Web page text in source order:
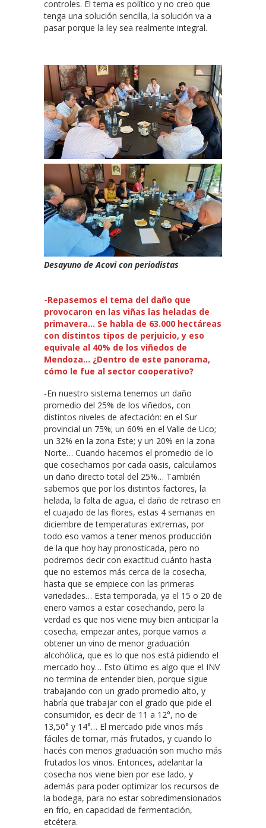
controles. El tema es político y no creo que
tenga una solución sencilla, la solución va a
pasar porque la ley sea realmente integral.
Desayuno de Acovi con periodistas
-Repasemos el tema del daño que
provocaron en las viñas las heladas de
primavera… Se habla de 63.000 hectáreas
con distintos tipos de perjuicio, y eso
equivale al 40% de los viñedos de
Mendoza… ¿Dentro de este panorama,
cómo le fue al sector cooperativo?
-En nuestro sistema tenemos un daño
promedio del 25% de los viñedos, con
distintos niveles de afectación: en el Sur
provincial un 75%; un 60% en el Valle de Uco;
un 32% en la zona Este; y un 20% en la zona
Norte… Cuando hacemos el promedio de lo
que cosechamos por cada oasis, calculamos
un daño directo total del 25%… También
sabemos que por los distintos factores, la
helada, la falta de agua, el daño de retraso en
el cuajado de las flores, estas 4 semanas en
diciembre de temperaturas extremas, por
todo eso vamos a tener menos producción
de la que hoy hay pronosticada, pero no
podremos decir con exactitud cuánto hasta
que no estemos más cerca de la cosecha,
hasta que se empiece con las primeras
variedades… Esta temporada, ya el 15 o 20 de
enero vamos a estar cosechando, pero la
verdad es que nos viene muy bien anticipar la
cosecha, empezar antes, porque vamos a
obtener un vino de menor graduación
alcohólica, que es lo que nos está pidiendo el
mercado hoy… Esto último es algo que el INV
no termina de entender bien, porque sigue
trabajando con un grado promedio alto, y
habría que trabajar con el grado que pide el
consumidor, es decir de 11 a 12°, no de
13,50° y 14°… El mercado pide vinos más
fáciles de tomar, más frutados, y cuando lo
hacés con menos graduación son mucho más
frutados los vinos. Entonces, adelantar la
cosecha nos viene bien por ese lado, y
además para poder optimizar los recursos de
la bodega, para no estar sobredimensionados
en frío, en capacidad de fermentación,
etcétera.